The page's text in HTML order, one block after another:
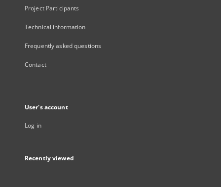
Project Participants
Technical information
Frequently asked questions
Contact
User's account
Log in
Recently viewed